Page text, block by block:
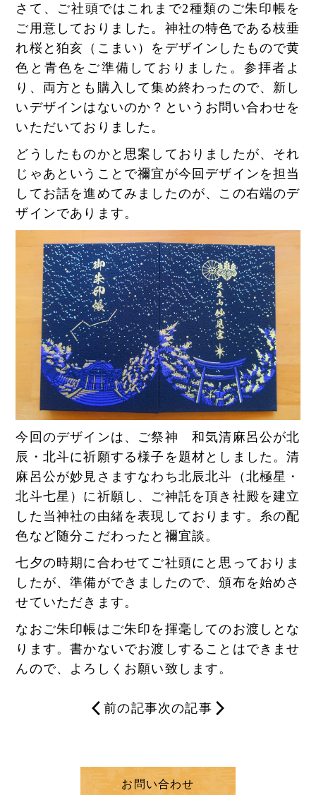
さて、ご社頭ではこれまで2種類のご朱印帳を
ご用意しておりました。神社の特色である枝垂
れ桜と狛亥（こまい）をデザインしたもので黄
色と青色をご準備しておりました。参拝者よ
り、両方とも購入して集め終わったので、新し
いデザインはないのか？というお問い合わせを
いただいておりました。
どうしたものかと思案しておりましたが、それ
じゃあということで禰宜が今回デザインを担当
してお話を進めてみましたのが、この右端のデ
ザインであります。
今回のデザインは、ご祭神 和気清麻呂公が北
辰・北斗に祈願する様子を題材としました。清
麻呂公が妙見さますなわち北辰北斗（北極星・
北斗七星）に祈願し、ご神託を頂き社殿を建立
した当神社の由緒を表現しております。糸の配
色など随分こだわったと禰宜談。
七夕の時期に合わせてご社頭にと思っておりま
したが、準備ができましたので、頒布を始めさ
せていただきます。
なおご朱印帳はご朱印を揮毫してのお渡しとな
ります。書かないでお渡しすることはできませ
んので、よろしくお願い致します。
前の記事次の記事
お問い合わせ